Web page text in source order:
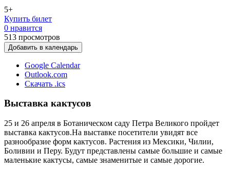
5+
Купить билет
0 нравится
513 просмотров
Добавить в календарь
Google Calendar
Outlook.com
Скачать .ics
Выставка кактусов
25 и 26 апреля в Ботаническом саду Петра Великого пройдет
выставка кактусов.На выставке посетители увидят все
разнообразие форм кактусов. Растения из Мексики, Чилии,
Боливии и Перу. Будут представлены самые большие и самые
маленькие кактусы, самые знаменитые и самые дорогие.